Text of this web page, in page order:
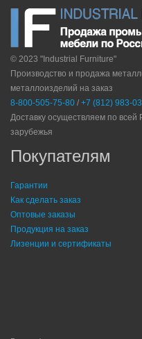
© 2023 "Industrial Furniture"
Производство и продажа
металлоизделий на заказ
8-800-505-75-80 / +7 (812) 983-
Доставку осуществляем по
зарубежья
Покупателям
Гарантии
Как сделать заказ
Оптовые заказы
Продукция на заказ
Лизенции и сертификаты